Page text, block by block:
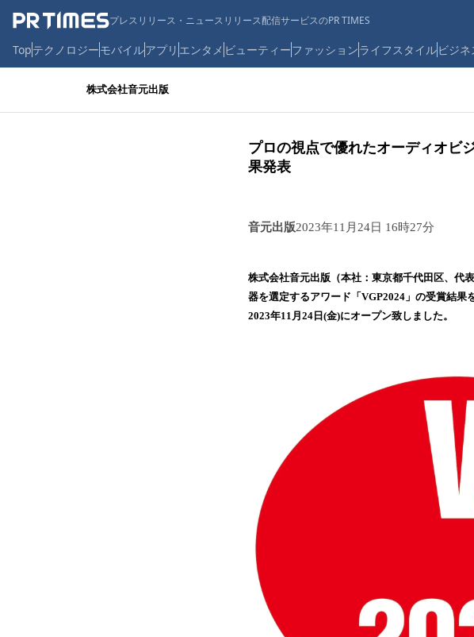
プレスリリース・ニュースリリース配信サービスのPR TIMES
Topテクノロジーモバイルアプリ エンタメ ビューティーファッションライフスタイルビジネ
株式会社音元出版
プロの視点で優れたオーディオビ
果発表
音元出版2023年11月24日 16時27分
株式会社音元出版（本社：東京都千代田区、代
器を選定するアワード「VGP2024」の受賞結
2023年11月24日(金)にオープン致しました。